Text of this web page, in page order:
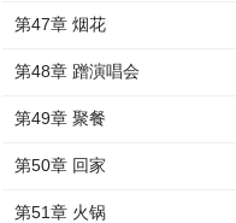
第47章 烟花
第48章 蹭演唱会
第49章 聚餐
第50章 回家
第51章 火锅